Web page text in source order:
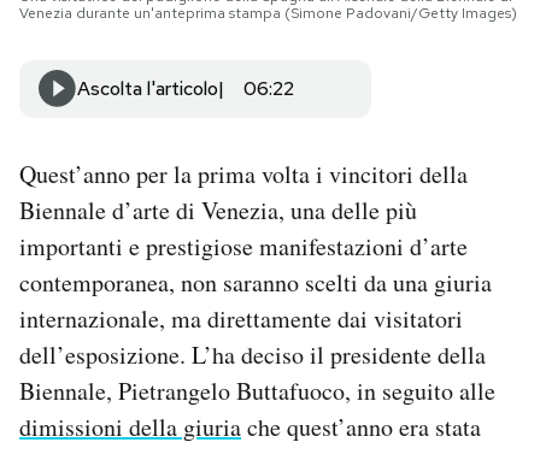
I MIEI PREFERITI
SHOP
CALENDARIO
AREA PERSONALE
Area Personale
Notifiche mobile
Regala il Post
Hai bisogno di aiuto?
Venezia durante un'anteprima stampa (Simone Padovani/Getty Images)
Ascolta l'articolo 06:22
Quest’anno per la prima volta i vincitori della
Biennale d’arte di Venezia, una delle più
importanti e prestigiose manifestazioni d’arte
contemporanea, non saranno scelti da una giuria
internazionale, ma direttamente dai visitatori
dell’esposizione. L’ha deciso il presidente della
Biennale, Pietrangelo Buttafuoco, in seguito alle
dimissioni della giuriache quest’anno era stata